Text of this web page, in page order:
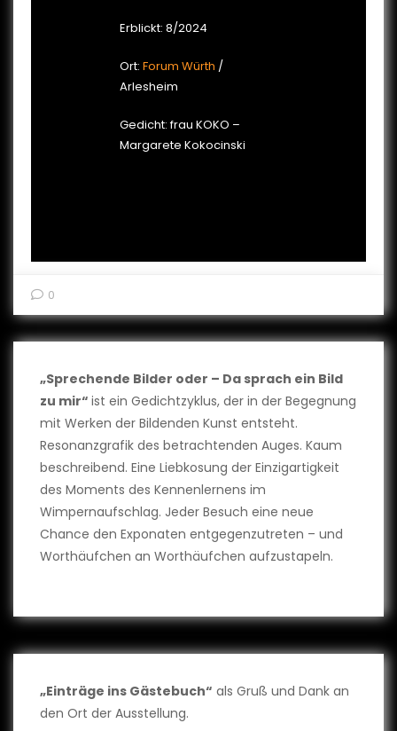
Erblickt: 8/2024
Ort: Forum Würth /
Arlesheim
Gedicht: frau KOKO –
Margarete Kokocinski
0
„Sprechende Bilder oder – Da sprach ein Bild
zu mir“ ist ein Gedichtzyklus, der in der Begegnung
mit Werken der Bildenden Kunst entsteht.
Resonanzgrafik des betrachtenden Auges. Kaum
beschreibend. Eine Liebkosung der Einzigartigkeit
des Moments des Kennenlernens im
Wimpernaufschlag. Jeder Besuch eine neue
Chance den Exponaten entgegenzutreten – und
Worthäufchen an Worthäufchen aufzustapeln.
„Einträge ins Gästebuch“ als Gruß und Dank an
den Ort der Ausstellung.